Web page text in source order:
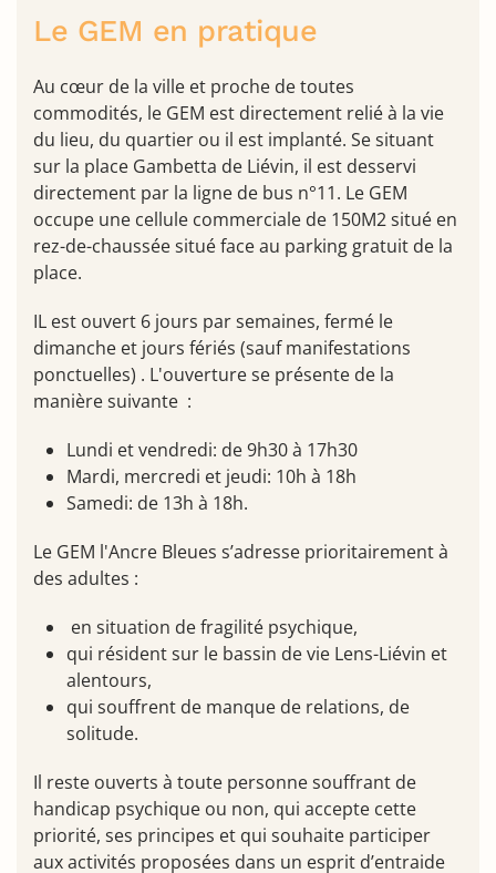
Le GEM en pratique
Au cœur de la ville et proche de toutes
commodités, le GEM est directement relié à la vie
du lieu, du quartier ou il est implanté. Se situant
sur la place Gambetta de Liévin, il est desservi
directement par la ligne de bus n°11. Le GEM
occupe une cellule commerciale de 150M2 situé en
rez-de-chaussée situé face au parking gratuit de la
place.
IL est ouvert 6 jours par semaines, fermé le
dimanche et jours fériés (sauf manifestations
ponctuelles) . L'ouverture se présente de la
manière suivante :
Lundi et vendredi: de 9h30 à 17h30
Mardi, mercredi et jeudi: 10h à 18h
Samedi: de 13h à 18h.
Le GEM l'Ancre Bleues s’adresse prioritairement à
des adultes :
en situation de fragilité psychique,
qui résident sur le bassin de vie Lens-Liévin et
alentours,
qui souffrent de manque de relations, de
solitude.
Il reste ouverts à toute personne souffrant de
handicap psychique ou non, qui accepte cette
priorité, ses principes et qui souhaite participer
aux activités proposées dans un esprit d’entraide